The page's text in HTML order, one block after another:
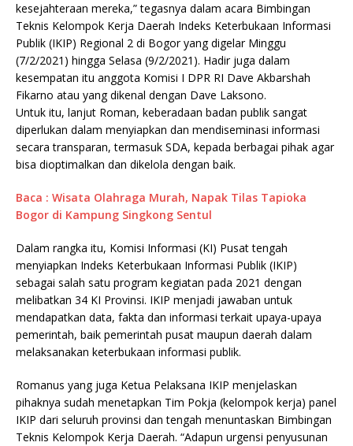
kesejahteraan mereka,” tegasnya dalam acara Bimbingan
Teknis Kelompok Kerja Daerah Indeks Keterbukaan Informasi
Publik (IKIP) Regional 2 di Bogor yang digelar Minggu
(7/2/2021) hingga Selasa (9/2/2021). Hadir juga dalam
kesempatan itu anggota Komisi I DPR RI Dave Akbarshah
Fikarno atau yang dikenal dengan Dave Laksono.
Untuk itu, lanjut Roman, keberadaan badan publik sangat
diperlukan dalam menyiapkan dan mendiseminasi informasi
secara transparan, termasuk SDA, kepada berbagai pihak agar
bisa dioptimalkan dan dikelola dengan baik.
Baca : Wisata Olahraga Murah, Napak Tilas Tapioka
Bogor di Kampung Singkong Sentul
Dalam rangka itu, Komisi Informasi (KI) Pusat tengah
menyiapkan Indeks Keterbukaan Informasi Publik (IKIP)
sebagai salah satu program kegiatan pada 2021 dengan
melibatkan 34 KI Provinsi. IKIP menjadi jawaban untuk
mendapatkan data, fakta dan informasi terkait upaya-upaya
pemerintah, baik pemerintah pusat maupun daerah dalam
melaksanakan keterbukaan informasi publik.
Romanus yang juga Ketua Pelaksana IKIP menjelaskan
pihaknya sudah menetapkan Tim Pokja (kelompok kerja) panel
IKIP dari seluruh provinsi dan tengah menuntaskan Bimbingan
Teknis Kelompok Kerja Daerah. “Adapun urgensi penyusunan